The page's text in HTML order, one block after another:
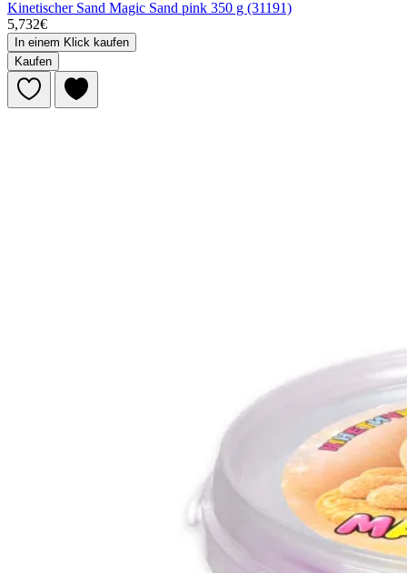
Kinetischer Sand Magic Sand pink 350 g (31191)
5,732€
In einem Klick kaufen
Kaufen